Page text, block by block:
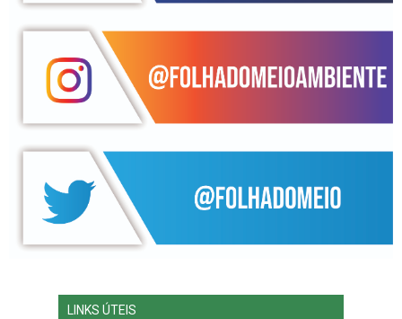
LINKS ÚTEIS